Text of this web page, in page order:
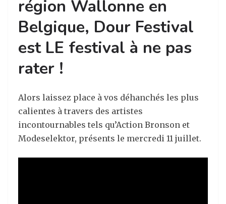
région Wallonne en
Belgique, Dour Festival
est LE festival à ne pas
rater !
Alors laissez place à vos déhanchés les plus
calientes à travers des artistes
incontournables tels qu’Action Bronson et
Modeselektor, présents le mercredi 11 juillet.